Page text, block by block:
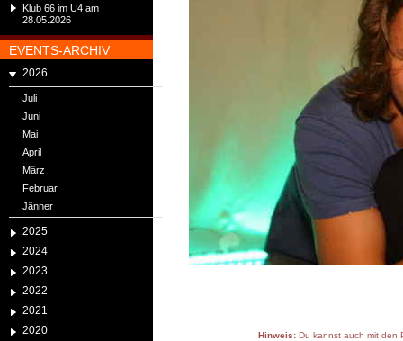
Klub 66 im U4 am
28.05.2026
EVENTS-ARCHIV
2026
Juli
Juni
Mai
April
März
Februar
Jänner
2025
2024
2023
2022
2021
2020
Hinweis:Du kannst auch mit den